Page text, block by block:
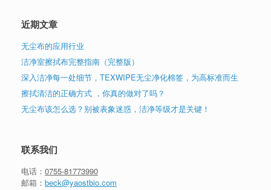
近期文章
无尘布的应用行业
洁净室擦拭布完整指南（完整版）
深入洁净每一处细节，TEXWIPE无尘净化棉签，为高标准而生
擦拭清洁的正确方式 ，你真的做对了吗？
无尘布该怎么选？别被表象迷惑，洁净等级才是关键！
联系我们
电话： 0755-81773990
邮箱： beck@yaostbio.com